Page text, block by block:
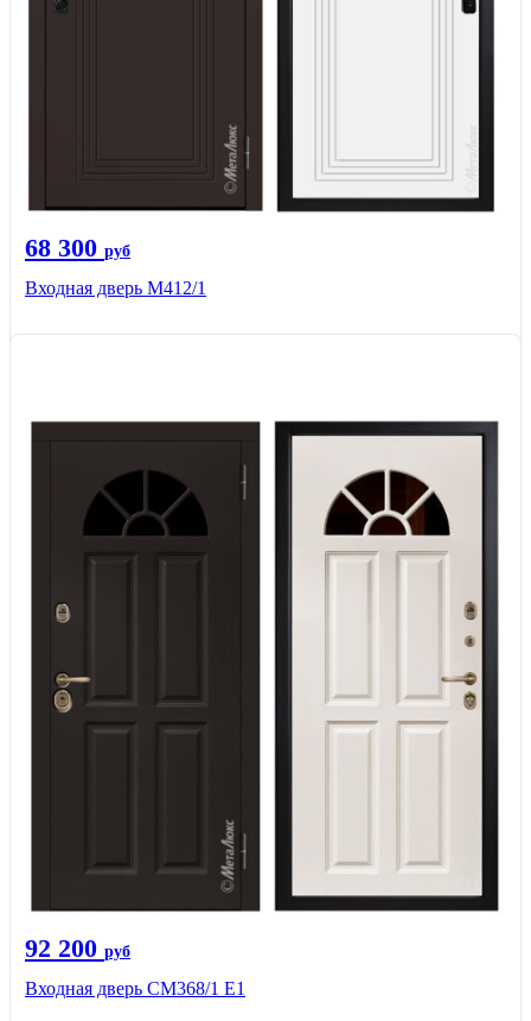
68 300 руб
Входная дверь М412/1
92 200 руб
Входная дверь СМ368/1 Е1